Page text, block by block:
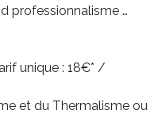
professionnalisme …
unique : 18€* /
et du Thermalisme ou